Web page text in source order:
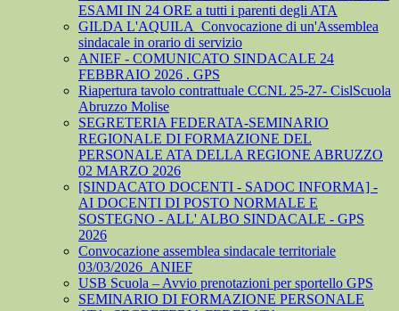
ESAMI IN 24 ORE a tutti i parenti degli ATA
GILDA L'AQUILA_Convocazione di un'Assemblea
sindacale in orario di servizio
ANIEF - COMUNICATO SINDACALE 24
FEBBRAIO 2026 . GPS
Riapertura tavolo contrattuale CCNL 25-27- CislScuola
Abruzzo Molise
SEGRETERIA FEDERATA-SEMINARIO
REGIONALE DI FORMAZIONE DEL
PERSONALE ATA DELLA REGIONE ABRUZZO
02 MARZO 2026
[SINDACATO DOCENTI - SADOC INFORMA] -
AI DOCENTI DI POSTO NORMALE E
SOSTEGNO - ALL' ALBO SINDACALE - GPS
2026
Convocazione assemblea sindacale territoriale
03/03/2026_ANIEF
USB Scuola – Avvio prenotazioni per sportello GPS
SEMINARIO DI FORMAZIONE PERSONALE